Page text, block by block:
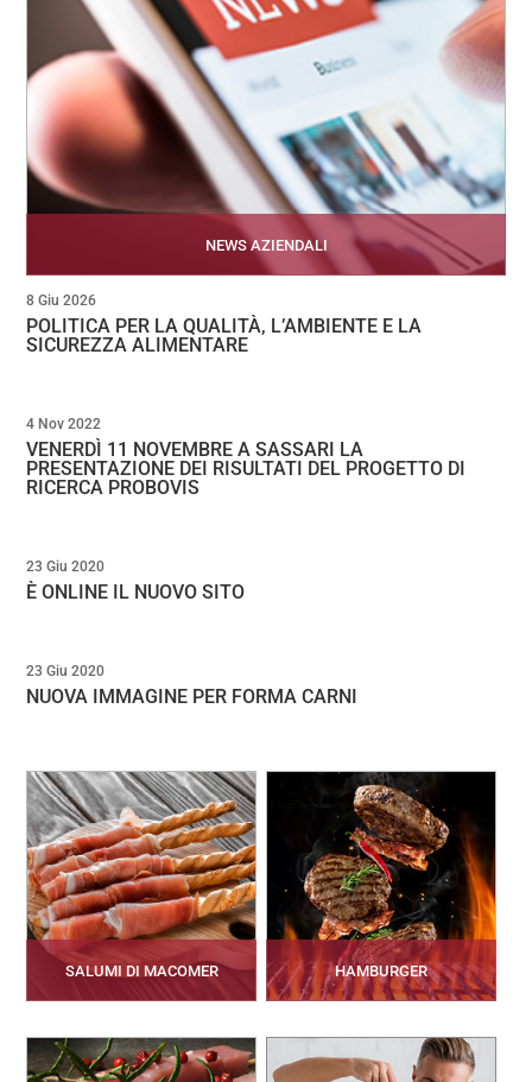
NEWS AZIENDALI
POLITICA PER LA QUALITÀ, L’AMBIENTE E LA
SICUREZZA ALIMENTARE
8 Giu 2026
VENERDÌ 11 NOVEMBRE A SASSARI LA
PRESENTAZIONE DEI RISULTATI DEL PROGETTO DI
RICERCA PROBOVIS
4 Nov 2022
È ONLINE IL NUOVO SITO
23 Giu 2020
NUOVA IMMAGINE PER FORMA CARNI
23 Giu 2020
SALUMI DI MACOMER HAMBURGER